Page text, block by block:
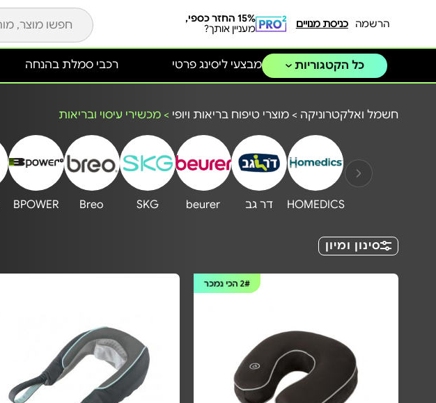
הרשמה כניסת מנויים
15% החזר כספי,
מעניין אותך?
כל הקטגוריות מבצעי ליסינג פרטי רכבי סמלת בהנחה
חשמל ואלקטרוניקה > מוצרי טיפוח בריאות ויופי > מכשירי עיסוי ובריאות
HOMEDICS דר גב beurer
SKG
Breo
BPOWER
סינון ומיון
2#הכי נמכר